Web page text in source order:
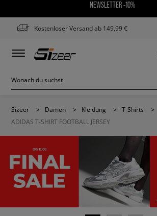
NEWSLETTER -10%
Kostenloser Versand ab 149,99 €
Sizeer > Damen > Kleidung > T-Shirts
>
ADIDAS T-SHIRT FOOTBALL JERSEY